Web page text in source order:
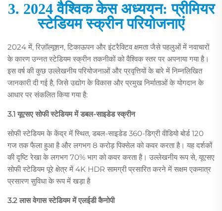
3. 2024 वैश्विक केस अध्ययन: प्रीमियर
स्टेडियम स्क्रीन परियोजनाएं
2024 में, रिज़ॉल्यूशन, टिकाऊपन और इंटरैक्टिव क्षमता जैसे पहलुओं में नवाचारों
के कारण उन्नत स्टेडियम स्क्रीन तकनीकों को वैश्विक स्तर पर अपनाया गया है।
इस वर्ष की कुछ उल्लेखनीय परियोजनाओं और प्रवृत्तियों के बारे में निम्नलिखित
जानकारी दी गई है, जिसे उद्योग के विकास और प्रमुख निर्माताओं के योगदान के
आधार पर संकलित किया गया है:
3.1 यूएसए सोफी स्टेडियम में डबल-साइडेड स्क्रीन
सोफी स्टेडियम के केंद्र में स्थित, डबल-साइडेड 360-डिग्री वीडियो बोर्ड 120
गज तक फैला हुआ है और लगभग 8 करोड़ पिक्सेल को कवर करता है। यह दर्शकों
की दृष्टि रेखा के लगभग 70% भाग को कवर करता है। उल्लेखनीय रूप से, यूएसए
सोफी स्टेडियम पूरे क्षेत्र में 4K HDR सामग्री प्रसारित करने में सक्षम एकमात्र
प्रसारण सुविधा के रूप में खड़ा है
3.2 लास वेगास स्टेडियम में एलईडी कैनोपी